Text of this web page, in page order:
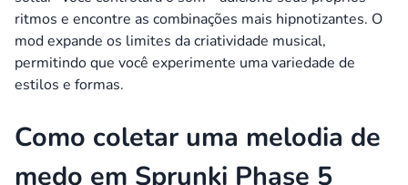
ritmos e encontre as combinações mais hipnotizantes. O
mod expande os limites da criatividade musical,
permitindo que você experimente uma variedade de
estilos e formas.
Como coletar uma melodia de
medo em Sprunki Phase 5